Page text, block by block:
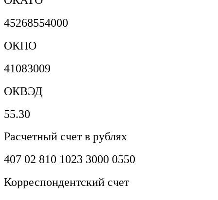
45268554000
ОКПО
41083009
ОКВЭД
55.30
Расчетный счет в рублях
407 02 810 1023 3000 0550
Корреспондентский счет